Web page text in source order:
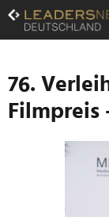
Zum
Inhalt
Zur
Navigation
Zur
Hauptnavigation
76.
Filmpreis